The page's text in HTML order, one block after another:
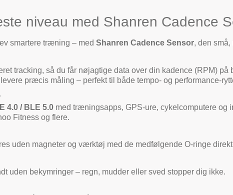
niveau med Shanren Cadence
smartere træning – med Shanren Cadence Sensor, den
tracking, så du får nøjagtige data over din kadence (RPM)
præcis måling – perfekt til både tempo- og performance-
4.0 / BLE 5.0 med træningsapps, GPS-ure, cykelcomputere og
Fitness og flere.
uden magneter og værktøj med de medfølgende O-ringe
uden bekymringer – regn, mudder eller sved stopper dig ikke.